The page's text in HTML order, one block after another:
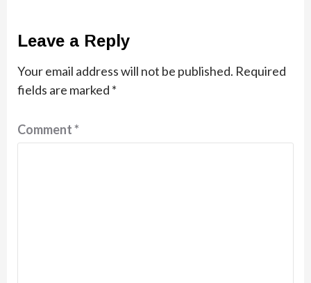
Leave a Reply
Your email address will not be published. Required
fields are marked *
Comment*